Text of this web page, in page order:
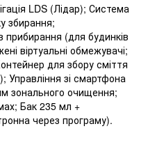
LDS (Лідар); Система
збирання;
прибирання (для будинків
віртуальні обмежувачі;
для збору сміття
Управління зі смартфона
зонального очищення;
Бак 235 мл +
через програму).